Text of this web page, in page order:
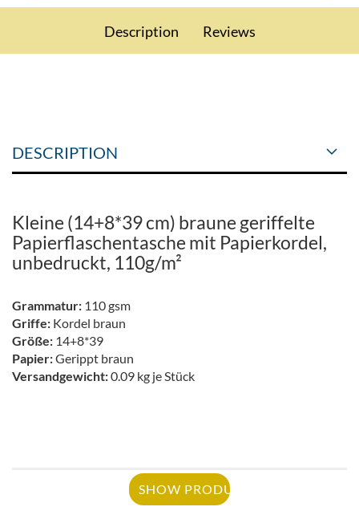
Description Reviews
DESCRIPTION
Kleine (14+8*39 cm) braune geriffelte
Papierflaschentasche mit Papierkordel,
unbedruckt, 110g/m²
Grammatur: 110 gsm
Griffe: Kordel braun
Größe: 14+8*39
Papier:Gerippt braun
Versandgewicht:0.09 kg je Stück
SHOW PRODUCT